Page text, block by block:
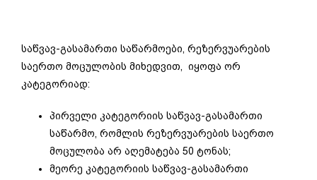
საწვავ-გასამართი საწარმოები, რეზერვუარების
საერთო მოცულობის მიხედვით, იყოფა ორ
კატეგორიად:
პირველი კატეგორიის საწვავ-გასამართი
საწარმო, რომლის რეზერვუარების საერთო
მოცულობა არ აღემატება 50 ტონას;
მეორე კატეგორიის საწვავ-გასამართი